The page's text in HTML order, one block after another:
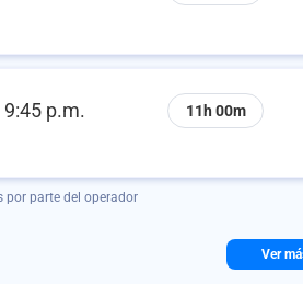
9:45 p.m. 11h 00m
por parte del operador
Ver